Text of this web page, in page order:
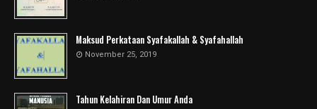
Maksud Perkataan Syafakallah & Syafahallah
November 25, 2019
Tahun Kelahiran Dan Umur Anda